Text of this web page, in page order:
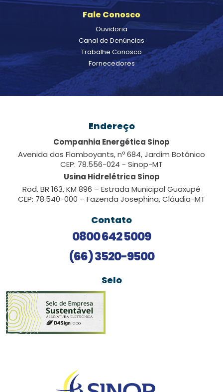
Fale Conosco
Ouvidoria
Canal de Denúncias
Trabalhe Conosco
Fornecedores
Endereço
Companhia Energética Sinop
Avenida dos Flamboyants, nº 684, Jardim Botânico
CEP: 78.556-024 - Sinop-MT
Usina Hidrelétrica Sinop
Rod. BR 163, KM 896 – Estrada Municipal Guaxupé
CEP: 78.540-000 – Fazenda Josephina, Cláudia-MT
Contato
0800 642 5009
(66) 3520-9500
Selo